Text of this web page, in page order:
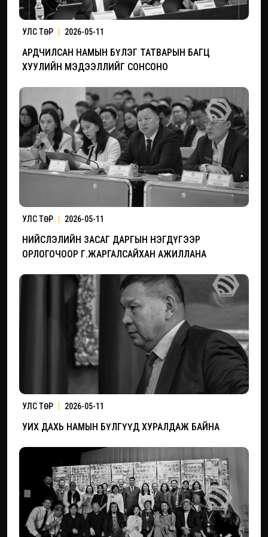
УЛС ТӨР 2026-05-11
АРДЧИЛСАН НАМЫН БҮЛЭГ ТАТВАРЫН БАГЦ
ХУУЛИЙН МЭДЭЭЛЛИЙГ СОНСОНО
УЛС ТӨР 2026-05-11
НИЙСЛЭЛИЙН ЗАСАГ ДАРГЫН НЭГДҮГЭЭР
ОРЛОГОЧООР Г.ЖАРГАЛСАЙХАН АЖИЛЛАНА
УЛС ТӨР 2026-05-11
УИХ ДАХЬ НАМЫН БҮЛГҮҮД ХУРАЛДАЖ БАЙНА